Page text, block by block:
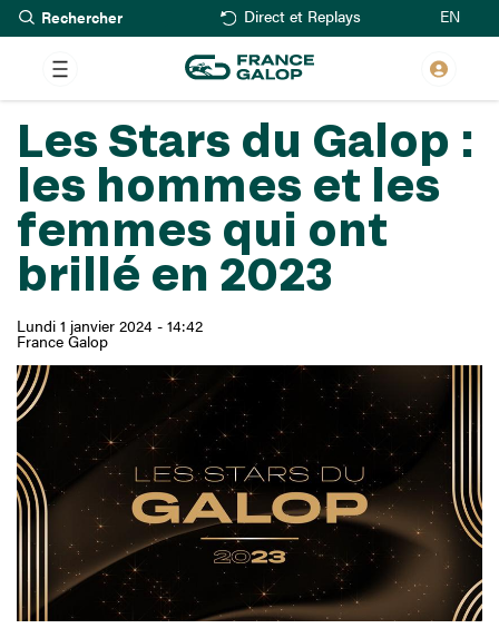
Aller
au
contenu
principal
Rechercher Direct et Replays EN
Les Stars du Galop :
les hommes et les
femmes qui ont
brillé en 2023
Lundi 1 janvier 2024 - 14:42
France Galop